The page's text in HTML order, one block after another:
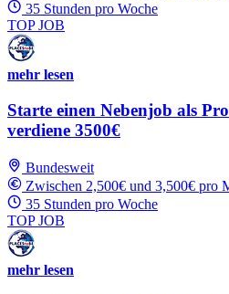
35 Stunden pro Woche
TOP JOB
mehr lesen
Starte einen Nebenjob als
verdiene 3500€
Bundesweit
Zwischen 2,500€ und 3,500€ pro
35 Stunden pro Woche
TOP JOB
mehr lesen